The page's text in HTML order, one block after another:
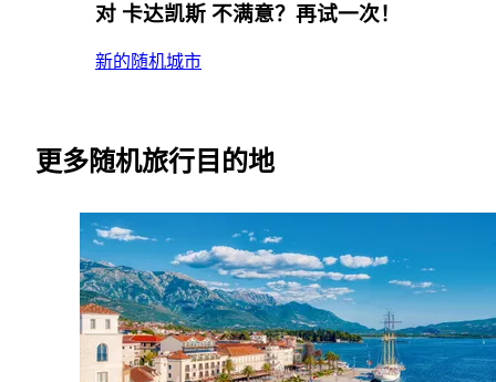
对 卡达凯斯 不满意？再试一次！
新的随机城市
更多随机旅行目的地